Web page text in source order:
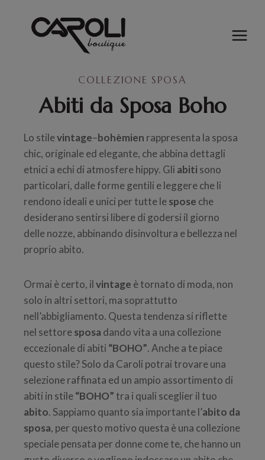
contenuto
COLLEZIONE SPOSA
Abiti da Sposa Boho
Lo stilevintage–bohèmien rappresenta la sposa
chic, originale ed elegante, che abbina dettagli
etnici a echi di atmosfere hippy. Gli abiti sono
particolari, dalle forme gentili e leggere che li
rendono ideali e unici per tutte lespose che
desiderano sentirsi libere di godersi il giorno
delle nozze, abbinando disinvoltura e bellezza nel
proprio abito.
Ormai è certo, ilvintage è tornato di moda, non
solo in altri settori, ma soprattutto
nell’abbigliamento. Questa tendenza si riflette
nel settoresposa dando vita a una collezione
eccezionale di abiti “BOHO”. Anche a te piace
questo stile? Solo da Caroli potrai trovare una
selezione raffinata ed un ampio assortimento di
abiti in stile“BOHO” tra i quali sceglier il tuo
abito. Sappiamo quanto sia importante l’abito da
sposa, per questo motivo questa è una collezione
speciale pensata per donne come te, che hanno un